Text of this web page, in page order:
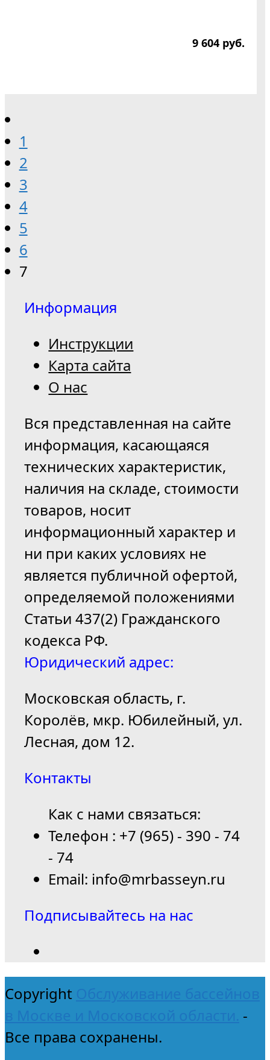
9 604 руб.
1
2
3
4
5
6
7
Информация
Инструкции
Карта сайта
О нас
Вся представленная на сайте
информация, касающаяся
технических характеристик,
наличия на складе, стоимости
товаров, носит
информационный характер и
ни при каких условиях не
является публичной офертой,
определяемой положениями
Статьи 437(2) Гражданского
кодекса РФ.
Юридический адрес:
Московская область, г.
Королёв, мкр. Юбилейный, ул.
Лесная, дом 12.
Контакты
Как с нами связаться:
Телефон : +7 (965) - 390 - 74
- 74
Email: info@mrbasseyn.ru
Подписывайтесь на нас
Copyright Обслуживание бассейнов
в Москве и Московской области. -
Все права сохранены.